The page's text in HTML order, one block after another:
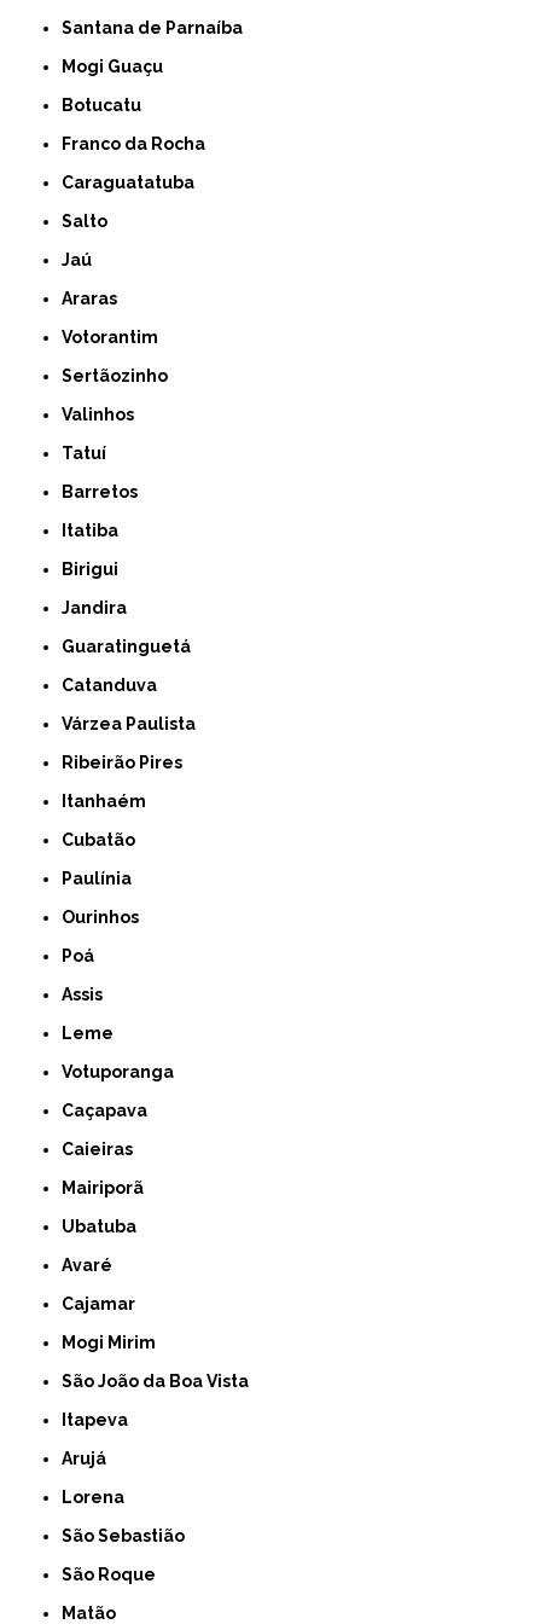
Santana de Parnaíba
Mogi Guaçu
Botucatu
Franco da Rocha
Caraguatatuba
Salto
Jaú
Araras
Votorantim
Sertãozinho
Valinhos
Tatuí
Barretos
Itatiba
Birigui
Jandira
Guaratinguetá
Catanduva
Várzea Paulista
Ribeirão Pires
Itanhaém
Cubatão
Paulínia
Ourinhos
Poá
Assis
Leme
Votuporanga
Caçapava
Caieiras
Mairiporã
Ubatuba
Avaré
Cajamar
Mogi Mirim
São João da Boa Vista
Itapeva
Arujá
Lorena
São Sebastião
São Roque
Matão